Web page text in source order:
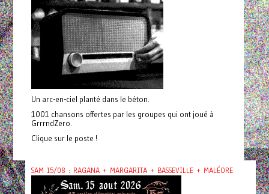
Un arc-en-ciel planté dans le béton.
1001 chansons offertes par les groupes qui ont joué à
GrrrndZero.
Clique sur le poste !
SAM 15/08 : RAGANA + MARGARITA + BASSEVILLE + MALÉORE